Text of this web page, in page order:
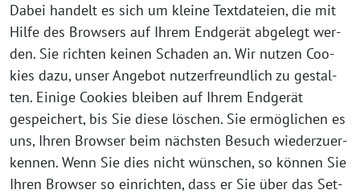
Dabei han­delt es sich um klei­ne Text­da­tei­en, die mit
Hil­fe des Brow­sers auf Ihrem End­ge­rät abge­legt wer­
den. Sie rich­ten kei­nen Scha­den an. Wir nut­zen Coo­
kies dazu, unser Ange­bot nut­zer­freund­lich zu gestal­
ten. Eini­ge Coo­kies blei­ben auf Ihrem End­ge­rät
gespei­chert, bis Sie die­se löschen. Sie ermög­li­chen es
uns, Ihren Brow­ser beim nächs­ten Besuch wie­der­zu­er­
ken­nen. Wenn Sie dies nicht wün­schen, so kön­nen Sie
Ihren Brow­ser so ein­rich­ten, dass er Sie über das Set­